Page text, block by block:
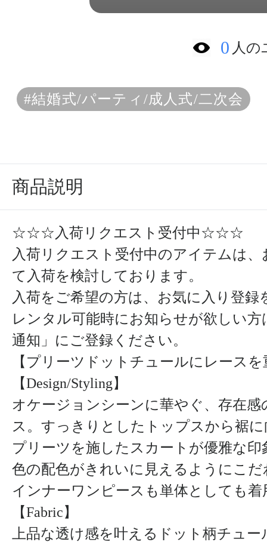
0 人の
#結婚式/パーティ/成人式/二次会
商品説明
☆☆☆入荷リクエスト受付中☆☆☆
入荷リクエスト受付中のアイテムは
て入荷を検討しております。
入荷をご希望の方は、お気に入り登
レンタル可能時にお知らせが欲しい
通知」にご登録ください。
【プリーツドットチュールにレース
【Design/Styling】
オケージョンシーンに華やぐ、存在
ス。すっきりとしたトップスから裾
プリーツを施したスカートが優雅な
色の配色がきれいに見えるようにこ
インナーワンピースも単体としても着
【Fabric】
上品な透け感を叶えるドット柄チュ